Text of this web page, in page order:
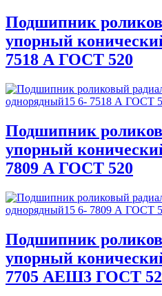
Подшипник
упорный
7518 А ГОСТ 520
Подшипник
упорный
7809 А ГОСТ 520
Подшипник
упорный
7705 АЕШ3 ГОСТ